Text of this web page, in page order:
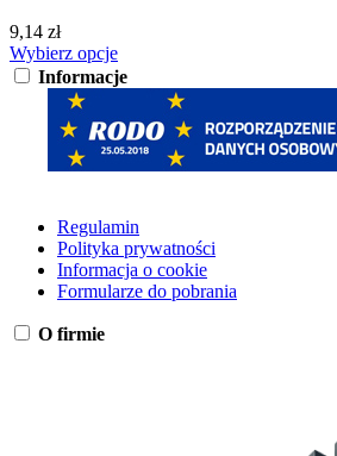
9,14 zł
Wybierz opcje
Informacje
Regulamin
Polityka prywatności
Informacja o cookie
Formularze do pobrania
O firmie